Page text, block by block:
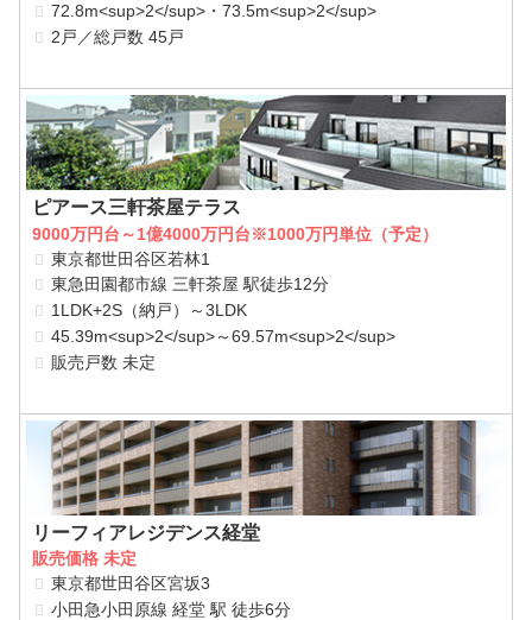
72.8m<sup>2</sup>・73.5m<sup>2</sup>
2戸／総戸数 45戸
ピアース三軒茶屋テラス
9000万円台～1億4000万円台※1000万円単位（予定）
東京都世田谷区若林1
東急田園都市線 三軒茶屋 駅徒歩12分
1LDK+2S（納戸）～3LDK
45.39m<sup>2</sup>～69.57m<sup>2</sup>
販売戸数 未定
リーフィアレジデンス経堂
販売価格 未定
東京都世田谷区宮坂3
小田急小田原線 経堂 駅 徒歩6分